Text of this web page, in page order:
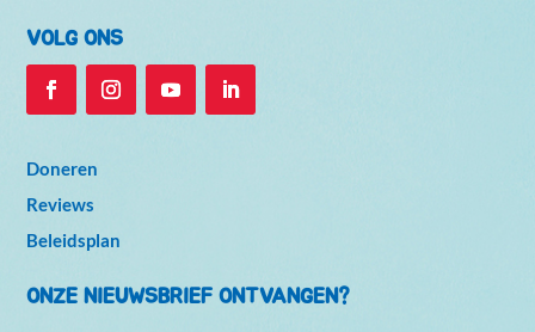
VOLG ONS
Doneren
Reviews
Beleidsplan
ONZE NIEUWSBRIEF ONTVANGEN?